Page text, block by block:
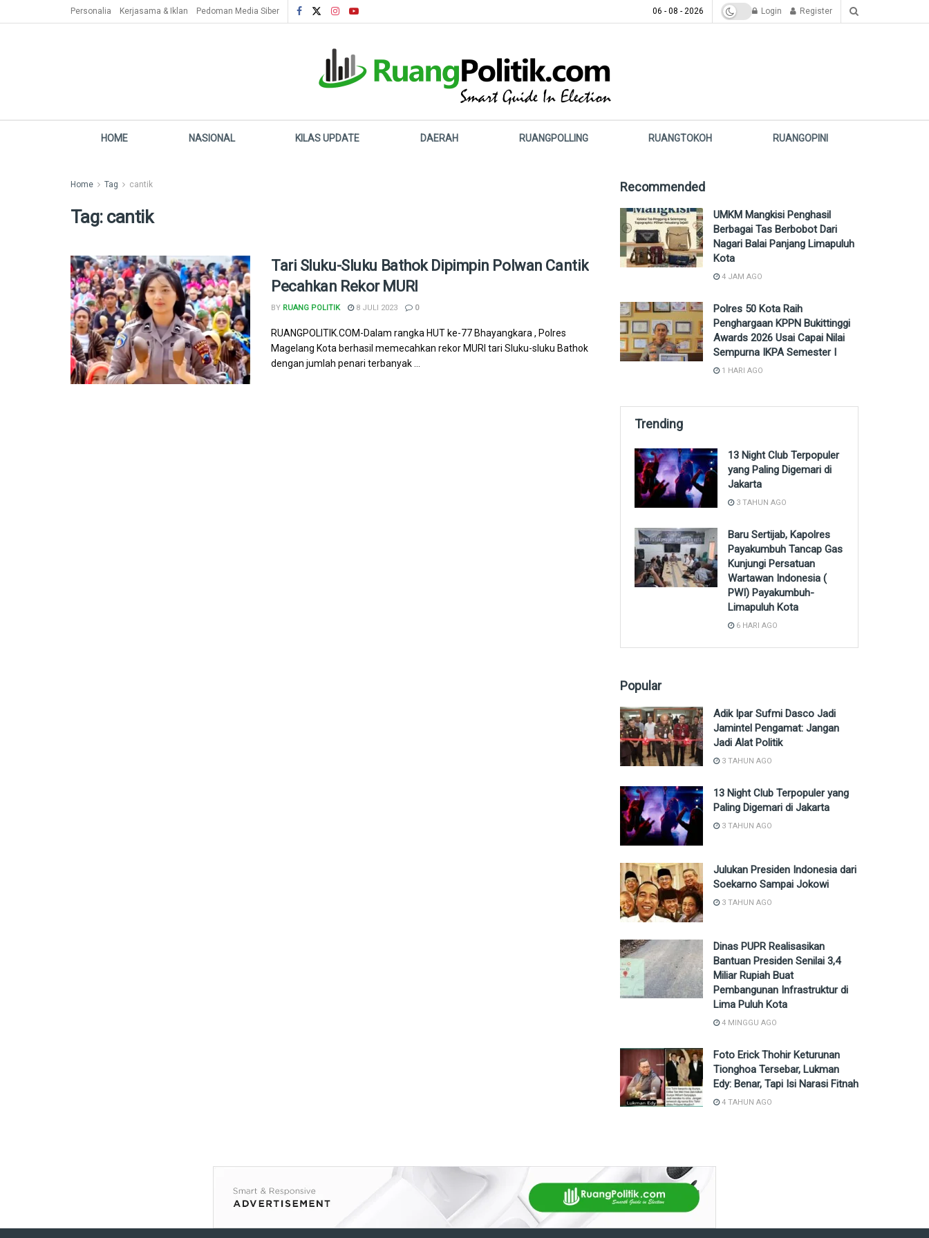
Personalia Kerjasama & Iklan Pedoman Media Siber 06 - 08 - 2026 Login Register
HOME NASIONAL KILAS UPDATE DAERAH RUANGPOLLING RUANGTOKOH RUANGOPINI
Home Tag cantik
Tag: cantik
Tari Sluku-Sluku Bathok Dipimpin Polwan Cantik
Pecahkan Rekor MURI
BY RUANG POLITIK 8 JULI 2023 0
RUANGPOLITIK.COM-Dalam rangka HUT ke-77 Bhayangkara , Polres
Magelang Kota berhasil memecahkan rekor MURI tari Sluku-sluku Bathok
dengan jumlah penari terbanyak ...
Recommended
UMKM Mangkisi Penghasil
Berbagai Tas Berbobot Dari
Nagari Balai Panjang Limapuluh
Kota
4 JAM AGO
Polres 50 Kota Raih
Penghargaan KPPN Bukittinggi
Awards 2026 Usai Capai Nilai
Sempurna IKPA Semester I
1 HARI AGO
Trending
13 Night Club Terpopuler
yang Paling Digemari di
Jakarta
3 TAHUN AGO
Baru Sertijab, Kapolres
Payakumbuh Tancap Gas
Kunjungi Persatuan
Wartawan Indonesia (
PWI) Payakumbuh-
Limapuluh Kota
6 HARI AGO
Popular
Adik Ipar Sufmi Dasco Jadi
Jamintel Pengamat: Jangan
Jadi Alat Politik
3 TAHUN AGO
13 Night Club Terpopuler yang
Paling Digemari di Jakarta
3 TAHUN AGO
Julukan Presiden Indonesia dari
Soekarno Sampai Jokowi
3 TAHUN AGO
Dinas PUPR Realisasikan
Bantuan Presiden Senilai 3,4
Miliar Rupiah Buat
Pembangunan Infrastruktur di
Lima Puluh Kota
4 MINGGU AGO
Foto Erick Thohir Keturunan
Tionghoa Tersebar, Lukman
Edy: Benar, Tapi Isi Narasi Fitnah
4 TAHUN AGO